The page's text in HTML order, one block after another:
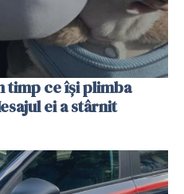
timp ce își plimba
ei a stârnit